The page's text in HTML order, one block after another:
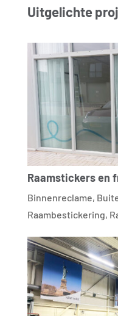
Uitgelichte
Raamstickers en
Binnenreclame,
Raambestickering,